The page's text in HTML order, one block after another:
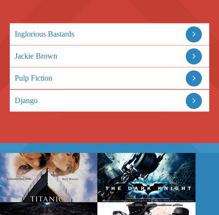
Inglorious Bastards
Jackie Brown
Pulp Fiction
Django